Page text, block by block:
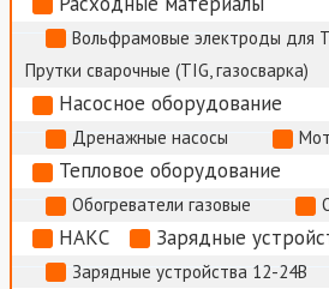
Вольфрамовые электроды для
Прутки сварочные (TIG, газосварка)
Насосное оборудование
Дренажные насосы
Тепловое оборудование
Обогреватели газовые
НАКС Зарядные
Зарядные устройства 12-24В